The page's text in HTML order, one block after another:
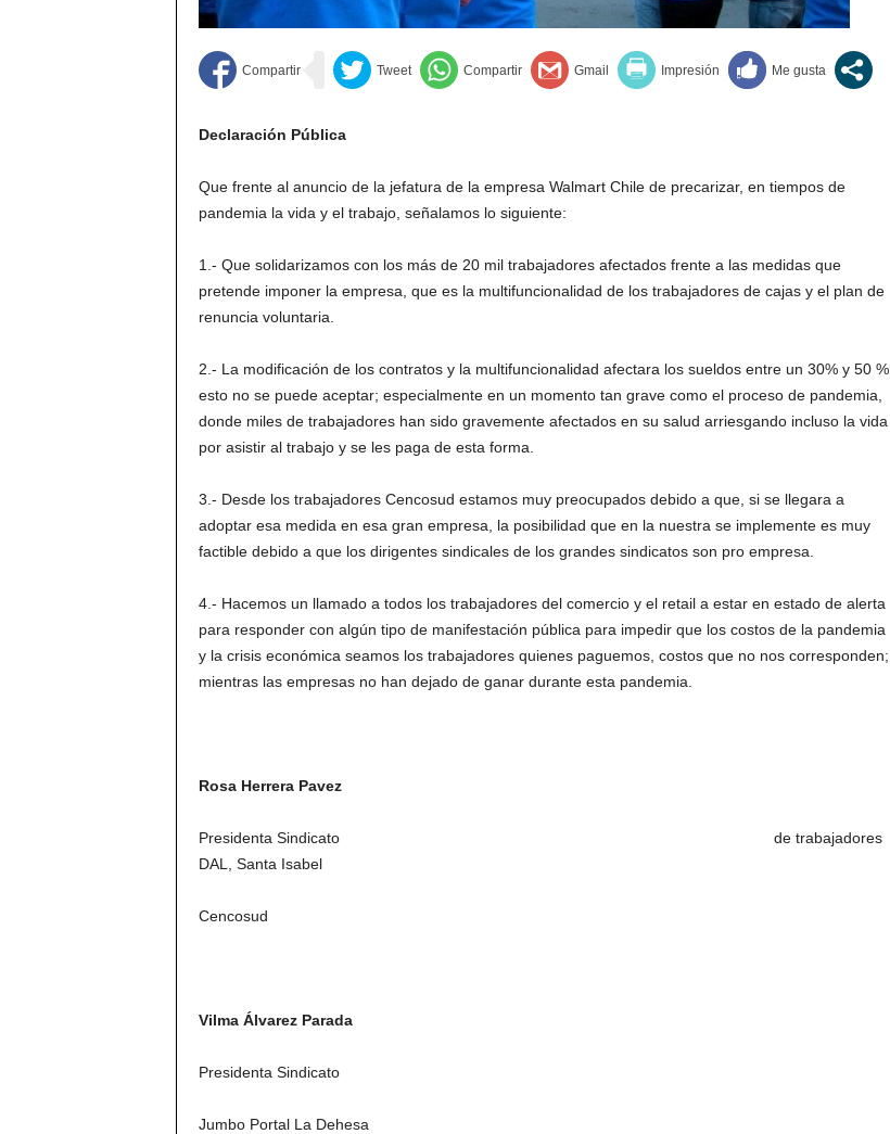
Declaración Pública
Que frente al anuncio de la jefatura de la empresa Walmart Chile de precarizar, en tiempos de
pandemia la vida y el trabajo, señalamos lo siguiente:
1.- Que solidarizamos con los más de 20 mil trabajadores afectados frente a las medidas que
pretende imponer la empresa, que es la multifuncionalidad de los trabajadores de cajas y el plan de
renuncia voluntaria.
2.- La modificación de los contratos y la multifuncionalidad afectara los sueldos entre un 30% y 50 %,
esto no se puede aceptar; especialmente en un momento tan grave como el proceso de pandemia,
donde miles de trabajadores han sido gravemente afectados en su salud arriesgando incluso la vida
por asistir al trabajo y se les paga de esta forma.
3.- Desde los trabajadores Cencosud estamos muy preocupados debido a que, si se llegara a
adoptar esa medida en esa gran empresa, la posibilidad que en la nuestra se implemente es muy
factible debido a que los dirigentes sindicales de los grandes sindicatos son pro empresa.
4.- Hacemos un llamado a todos los trabajadores del comercio y el retail a estar en estado de alerta
para responder con algún tipo de manifestación pública para impedir que los costos de la pandemia
y la crisis económica seamos los trabajadores quienes paguemos, costos que no nos corresponden;
mientras las empresas no han dejado de ganar durante esta pandemia.
Rosa Herrera Pavez
Presidenta Sindicato de trabajadores
DAL, Santa Isabel
Cencosud
Vilma Álvarez Parada
Presidenta Sindicato
Jumbo Portal La Dehesa